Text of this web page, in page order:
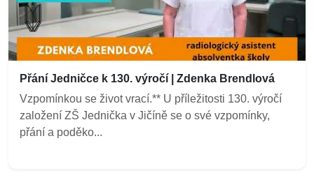
Přání Jedničce k 130. výročí | Zdenka Brendlová
Vzpomínkou se život vrací.** U příležitosti 130. výročí
založení ZŠ Jednička v Jičíně se o své vzpomínky,
přání a poděko...